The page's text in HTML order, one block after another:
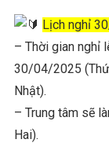
Lịch nghỉ
– Thời gian nghỉ
30/04/2025
Nhật).
– Trung tâm sẽ
Hai).